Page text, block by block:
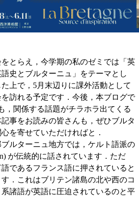
とらえ，今学期の私のゼミでは「英
史とブルターニュ」をテーマとし
上で，5月末辺りに課外活動として
訪れる予定です．今後，本ブログで
，関係する話題がチラホラ出てくる
事をお読みの皆さんも，ぜひブルタ
を寄せていただければと．
ルターニュ地方では，ケルト語派の
が伝統的に話されています．ただ
であるフランス語に押されていると
．これはブリテン諸島の北や西のコ
諸語が英語に圧迫されているのと平